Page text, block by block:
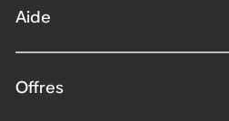
Aide
Offres